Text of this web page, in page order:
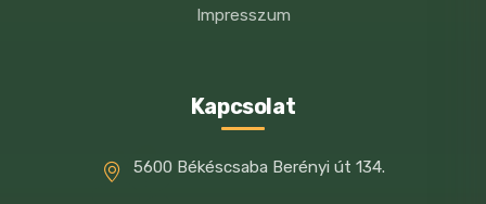
Impresszum
Kapcsolat
5600 Békéscsaba Berényi út 134.